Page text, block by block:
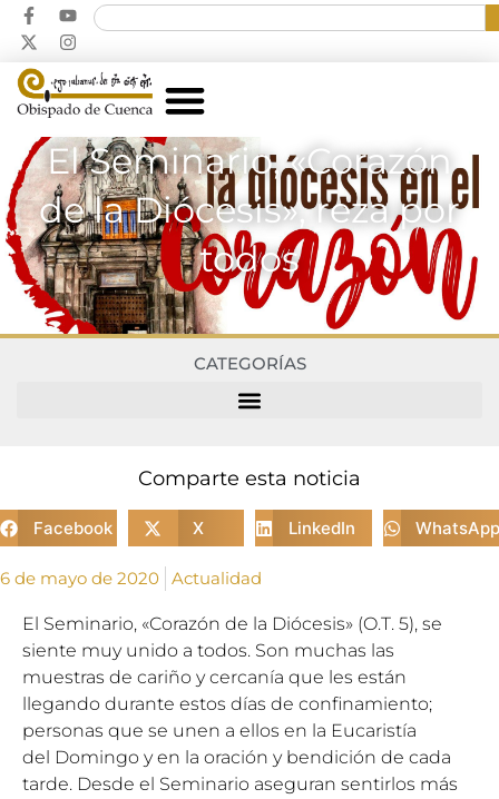
El Seminario, «Corazón
de la Diócesis», reza por
todos
CATEGORÍAS
Comparte esta noticia
Facebook X LinkedIn WhatsApp
6 de mayo de 2020 Actualidad
El Seminario, «Corazón de la Diócesis» (O.T. 5), se
siente muy unido a todos. Son muchas las
muestras de cariño y cercanía que les están
llegando durante estos días de confinamiento;
personas que se unen a ellos en la Eucaristía
del Domingo y en la oración y bendición de cada
tarde. Desde el Seminario aseguran sentirlos más